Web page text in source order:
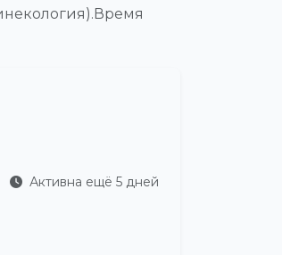
Активна ещё 5 дней